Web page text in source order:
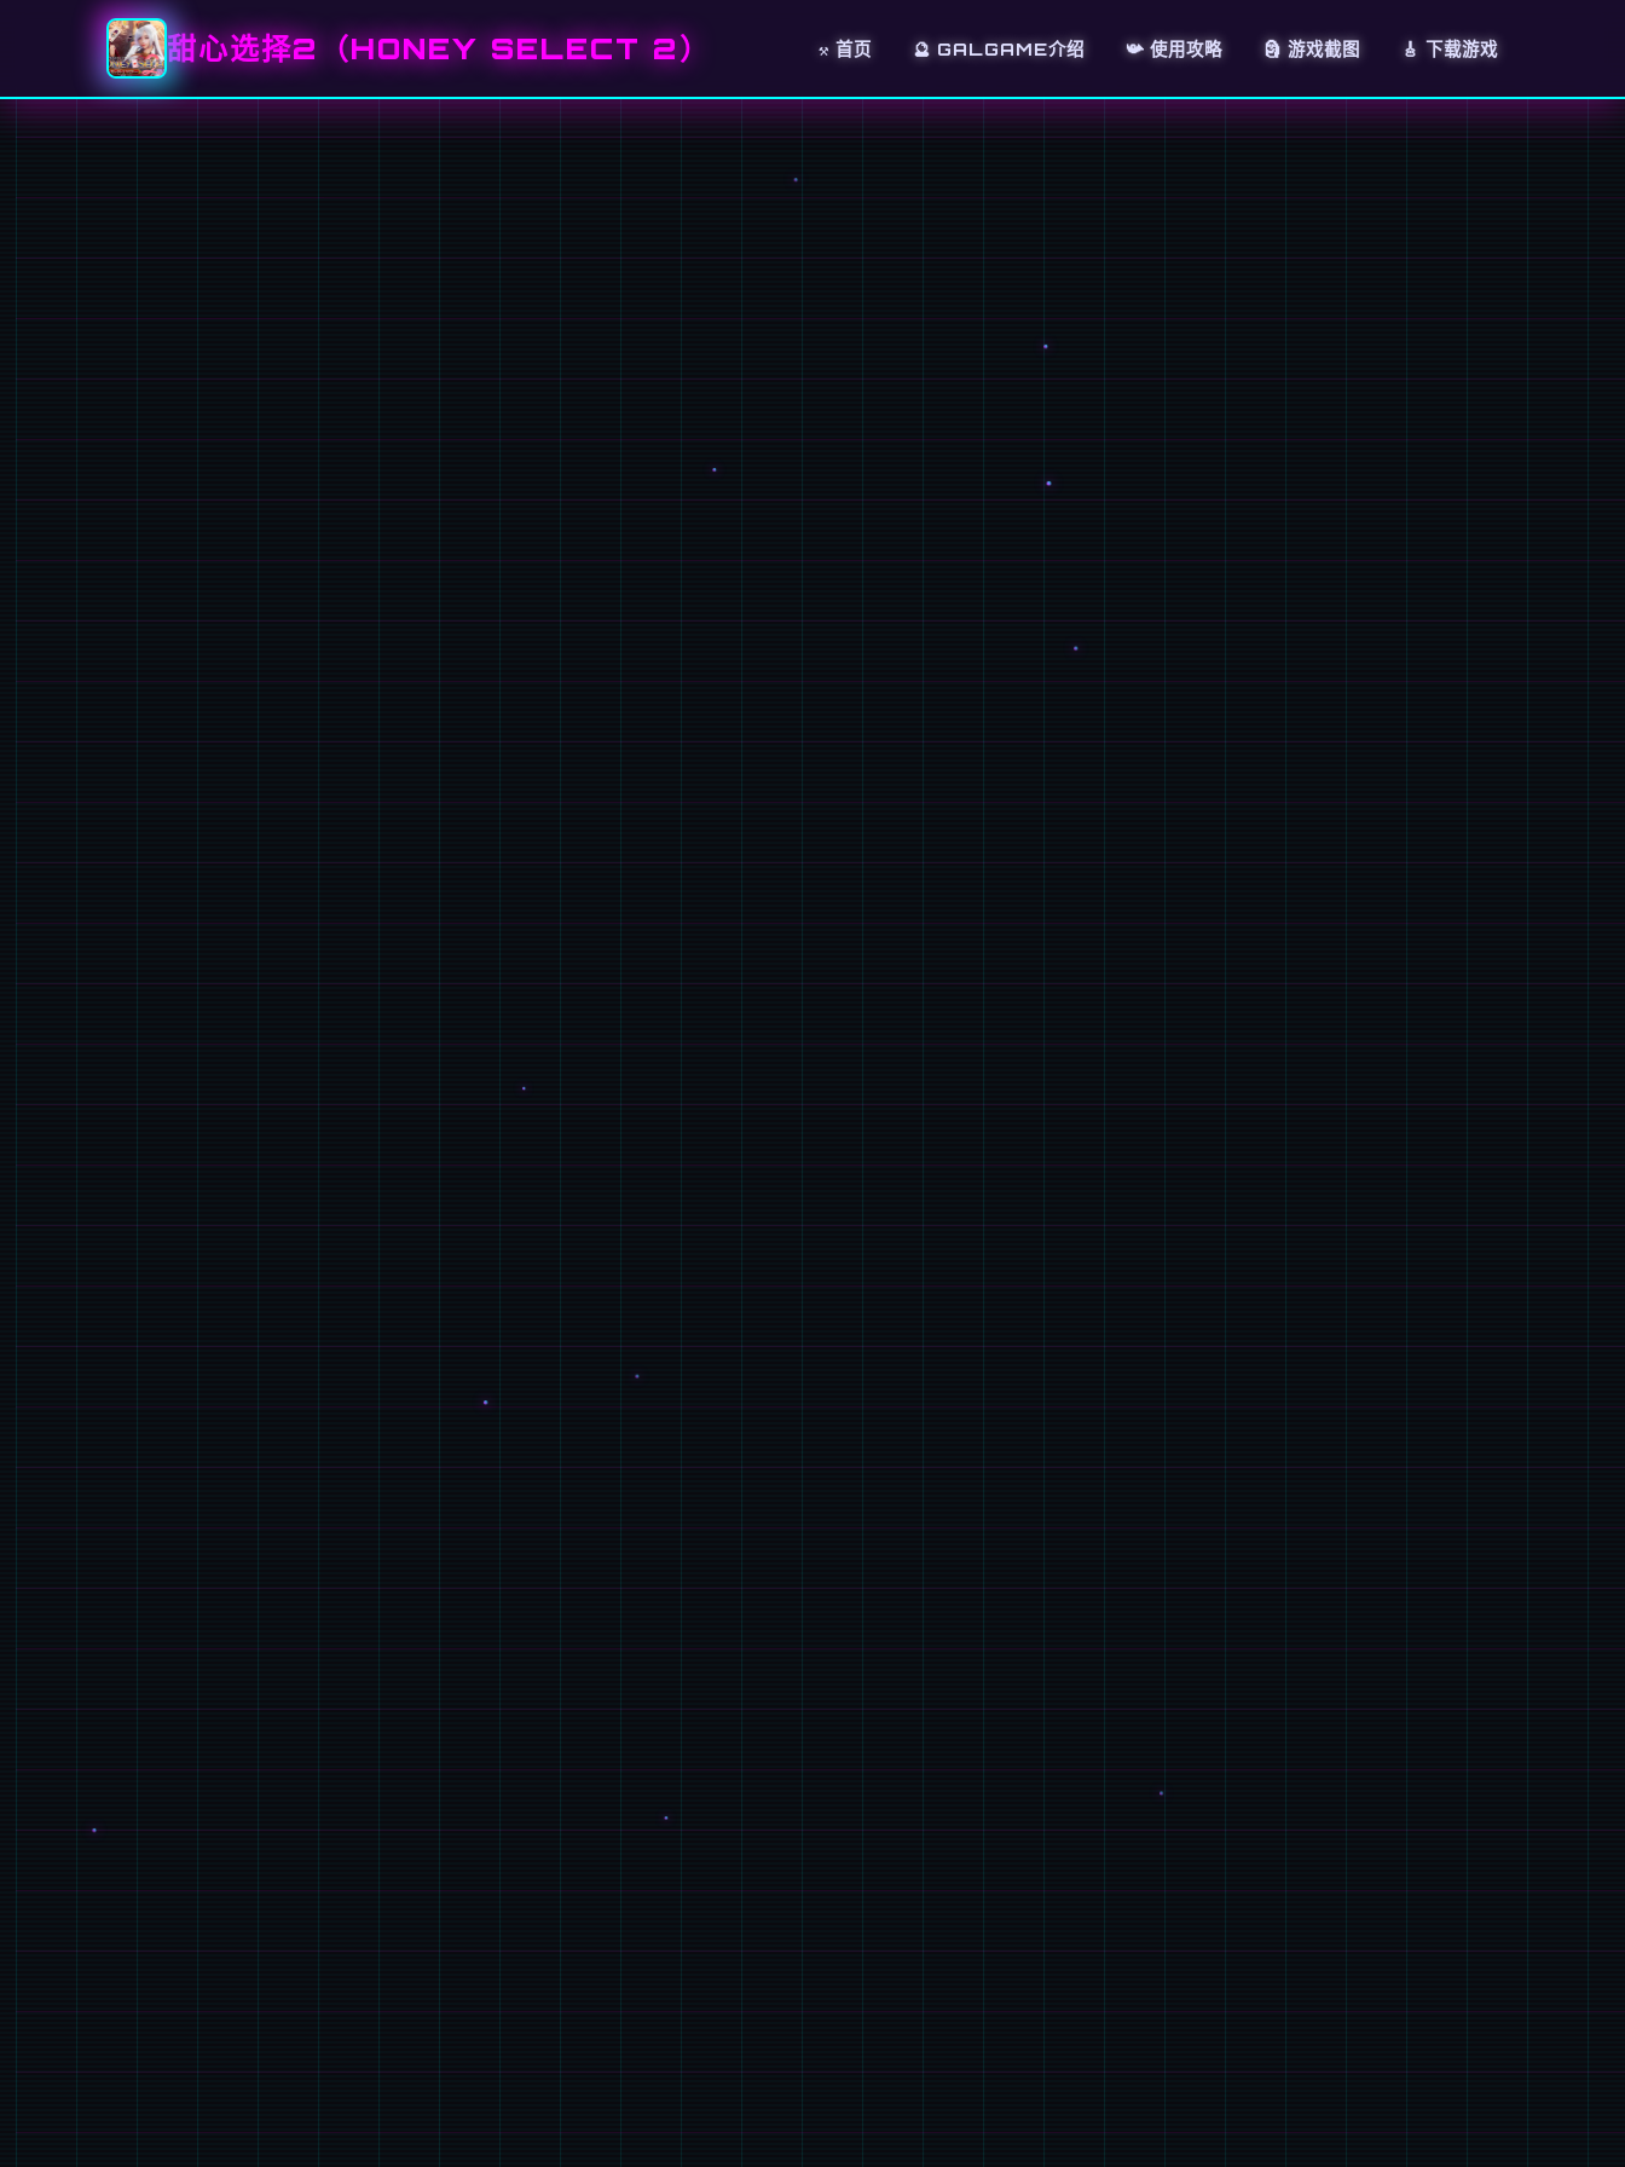
甜心选择2（HONEY SELECT 2） ⚒️ 首页 🔮 GALGAME介绍 📯 使用攻略 🗿 游戏截图 🎸 下载游戏